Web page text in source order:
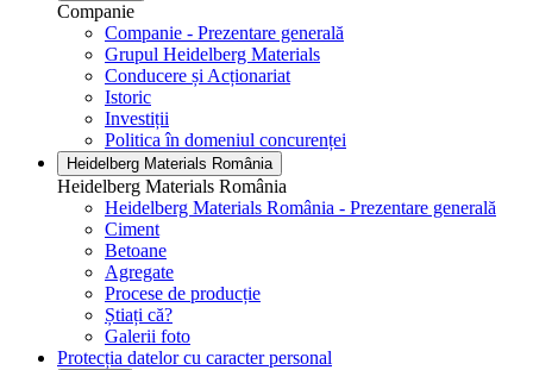
Companie
Companie - Prezentare generală
Grupul Heidelberg Materials
Conducere și Acționariat
Istoric
Investiții
Politica în domeniul concurenței
Heidelberg Materials România
Heidelberg Materials România
Heidelberg Materials România - Prezentare generală
Ciment
Betoane
Agregate
Procese de producție
Știați că?
Galerii foto
Protecția datelor cu caracter personal